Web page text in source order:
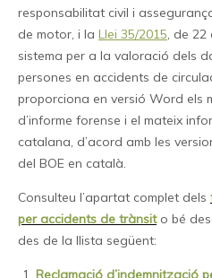
responsabilitat civil i
de motor, i la Llei 35/2015, de 22
sistema per a la valoració dels
persones en accidents de
proporciona en versió Word els
d’informe forense i el mateix
catalana, d’acord amb les
del BOE en català.
Consulteu l’apartat complet dels
per accidents de trànsito bé
des de la llista següent:
Reclamació d’indemnització